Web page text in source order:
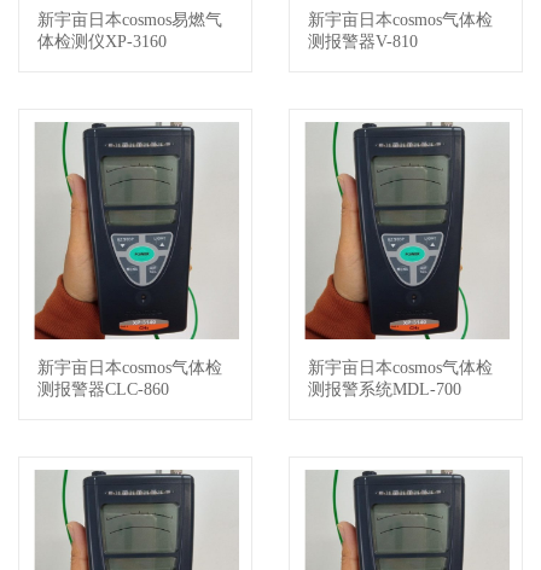
查看详情
新宇亩日本cosmos易燃气
体检测仪XP-3160
查看详情
新宇亩日本cosmos气体检
测报警器V-810
查看详情
新宇亩日本cosmos气体检
测报警器CLC-860
查看详情
新宇亩日本cosmos气体检
测报警系统MDL-700